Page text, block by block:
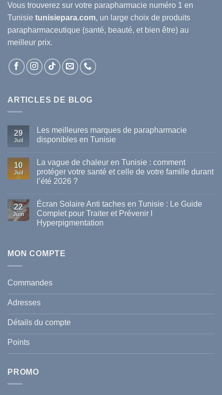
Vous trouverez sur votre parapharmacie numéro 1 en
Tunisie tunisiepara.com, un large choix de produits
parapharmaceutique (santé, beauté, et bien être) au
meilleur prix.
ARTICLES DE BLOG
29
Juil
Les meilleures marques de parapharmacie
disponibles en Tunisie
sur
meilleures
marques
disponibles
en
Tunisie
10
Juil
La vague de chaleur en Tunisie : comment
protéger votre santé et celle de votre famille durant
l’été 2026 ?
sur
La
vague
de
comment
et
celle
de
votre
famille
durant
l’été
2026
?
22
Juin
Écran Solaire Anti taches en Tunisie : Le Guide
Complet pour Traiter et Prévenir l
Hyperpigmentation
Écran
Solaire
Tunisie
Guide
pour
Traiter
Prévenir
MON COMPTE
Commandes
Adresses
Détails du compte
Points
PROMO